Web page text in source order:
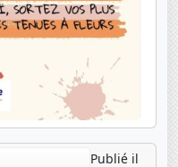
Publié il